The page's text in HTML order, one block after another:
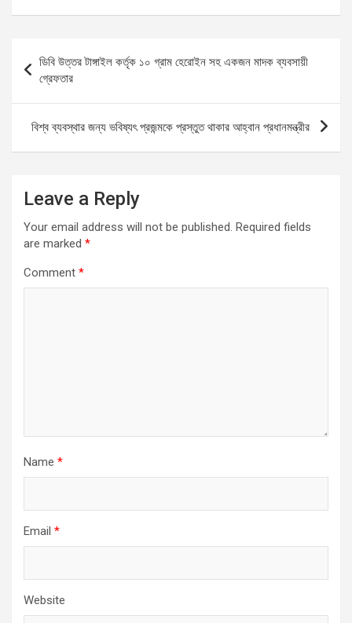
ce
b
o
o
k
ail at
A
p
p
se
g
er
ar
navigation
ডিবি উত্তর টাঙ্গাইল কর্তৃক ১০ গ্রাম হেরোইন সহ একজন মাদক ব্যবসায়ী
গ্রেফতার
বিশ্ব ব্যবস্থার জন্য ভবিষ্যৎ প্রজন্মকে প্রস্তুত থাকার আহ্বান প্রধানমন্ত্রীর
Leave a Reply
Your email address will not be published. Required fields
are marked *
Comment *
Name *
Email *
Website